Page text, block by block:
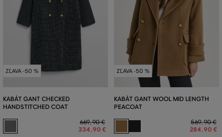
ZĽAVA -50 %
KABÁT GANT CHECKED
HANDSTITCHED COAT
669,90 €
334,90 €
ZĽAVA -50 %
KABÁT GANT WOOL MID LENGTH
PEACOAT
569,90 €
284,90 €